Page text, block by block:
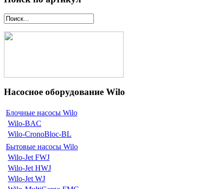
Насосное оборудование Wilo
Блочные насосы Wilo
Wilo-BAC
Wilo-CronoBloc-BL
Бытовые насосы Wilo
Wilo-Jet FWJ
Wilo-Jet HWJ
Wilo-Jet WJ